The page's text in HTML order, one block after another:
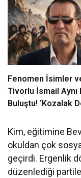
Attı
Fenomen İsimler
Tivorlu İsmail Aynı
Buluştu! ‘Kozalak
Kim, eğitimine
okuldan çok
geçirdi. Ergenlik
düzenlediği